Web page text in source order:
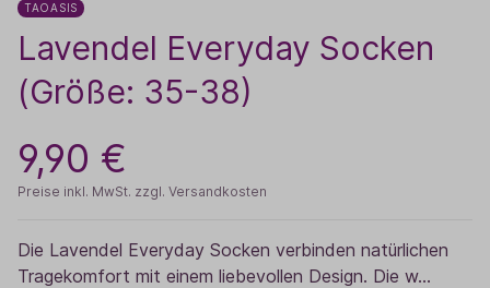
TAOASIS
Lavendel Everyday Socken
(Größe: 35-38)
9,90 €
Preise inkl. MwSt. zzgl. Versandkosten
Die Lavendel Everyday Socken verbinden natürlichen
Tragekomfort mit einem liebevollen Design. Die w…